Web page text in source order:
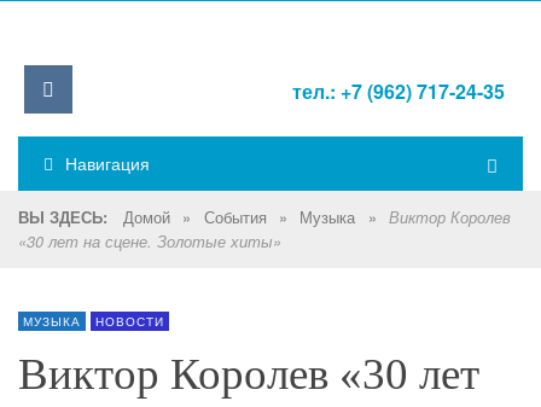
тел.: +7 (962) 717-24-35
Навигация
ВЫ ЗДЕСЬ: Домой » События » Музыка »
Виктор Королев
«30 лет на сцене. Золотые хиты»
МУЗЫКА НОВОСТИ
Виктор Королев «30 лет